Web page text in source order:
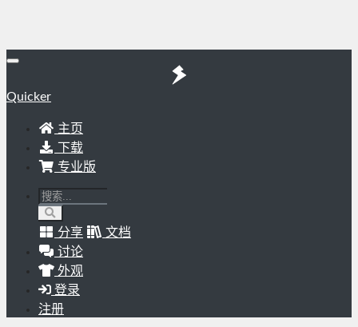
Quicker
主页
下载
专业版
分享
文档
讨论
外观
登录
注册